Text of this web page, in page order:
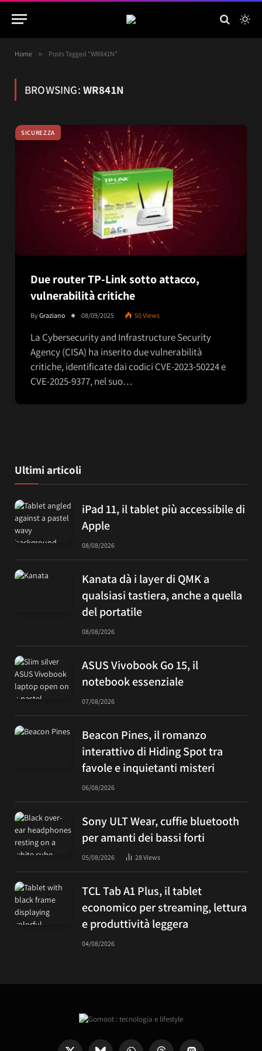
Home » Posts Tagged "WR841N"
BROWSING: WR841N
SICUREZZA
Due router TP-Link sotto attacco,
vulnerabilità critiche
ByGraziano 08/09/2025 50Views
La Cybersecurity and Infrastructure Security
Agency (CISA) ha inserito due vulnerabilità
critiche, identificate dai codici CVE-2023-50224 e
CVE-2025-9377, nel suo…
Ultimi articoli
iPad 11, il tablet più accessibile di
Apple
08/08/2026
Kanata dà i layer di QMK a
qualsiasi tastiera, anche a quella
del portatile
08/08/2026
ASUS Vivobook Go 15, il
notebook essenziale
07/08/2026
Beacon Pines, il romanzo
interattivo di Hiding Spot tra
favole e inquietanti misteri
06/08/2026
Sony ULT Wear, cuffie bluetooth
per amanti dei bassi forti
05/08/2026 28Views
TCL Tab A1 Plus, il tablet
economico per streaming, lettura
e produttività leggera
04/08/2026